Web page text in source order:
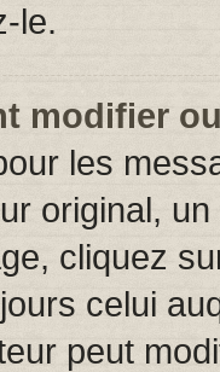
le.
modifier
les
original,
cliquez
celui
peut